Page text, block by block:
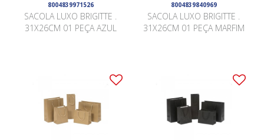
8004839971526
SACOLA LUXO BRIGITTE .
31X26CM 01 PEÇA AZUL
8004839840969
SACOLA LUXO BRIGITTE .
31X26CM 01 PEÇA MARFIM